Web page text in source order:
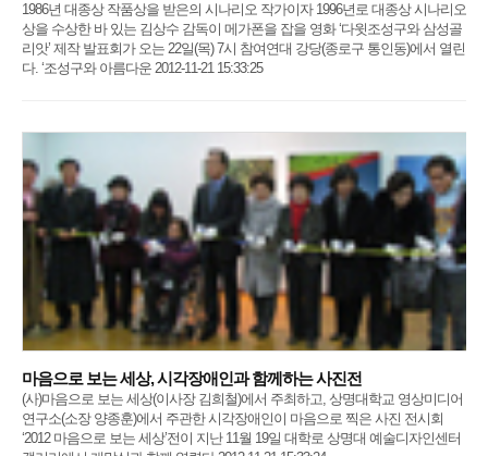
1986년 대종상 작품상을 받은의 시나리오 작가이자 1996년로 대종상 시나리오
상을 수상한 바 있는 김상수 감독이 메가폰을 잡을 영화 ‘다윗조성구와 삼성골
리앗’ 제작 발표회가 오는 22일(목) 7시 참여연대 강당(종로구 통인동)에서 열린
다. ‘조성구와 아름다운 2012-11-21 15:33:25
마음으로 보는 세상, 시각장애인과 함께하는 사진전
(사)마음으로 보는 세상(이사장 김희철)에서 주최하고, 상명대학교 영상미디어
연구소(소장 양종훈)에서 주관한 시각장애인이 마음으로 찍은 사진 전시회
‘2012 마음으로 보는 세상’전이 지난 11월 19일 대학로 상명대 예술디자인센터